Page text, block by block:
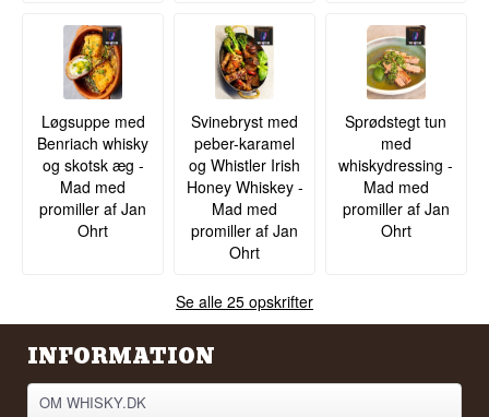
Løgsuppe med
Benriach whisky
og skotsk æg -
Mad med
promiller af Jan
Ohrt
Svinebryst med
peber-karamel
og Whistler Irish
Honey Whiskey -
Mad med
promiller af Jan
Ohrt
Sprødstegt tun
med
whiskydressing -
Mad med
promiller af Jan
Ohrt
Se alle 25 opskrifter
INFORMATION
OM WHISKY.DK